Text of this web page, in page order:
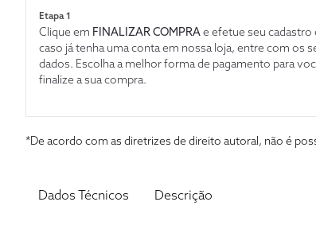
Etapa 1
Clique em FINALIZAR COMPRAe efetue seu cadastro
caso já tenha uma conta em nossa loja, entre com os
dados. Escolha a melhor forma de pagamento para
finalize a sua compra.
*De acordo com as diretrizes de direito autoral, não é
Dados Técnicos Descrição